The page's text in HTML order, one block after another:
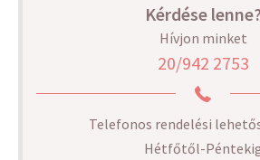
Kérdése
Hívjon minket
20/942 2753
Telefonos rendelési
Hétfőtől-